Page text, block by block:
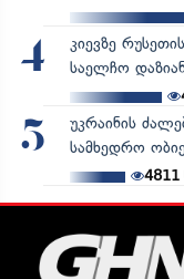
4
კიევზე
საელჩო
5
უკრაინის
სამხედრო
4811